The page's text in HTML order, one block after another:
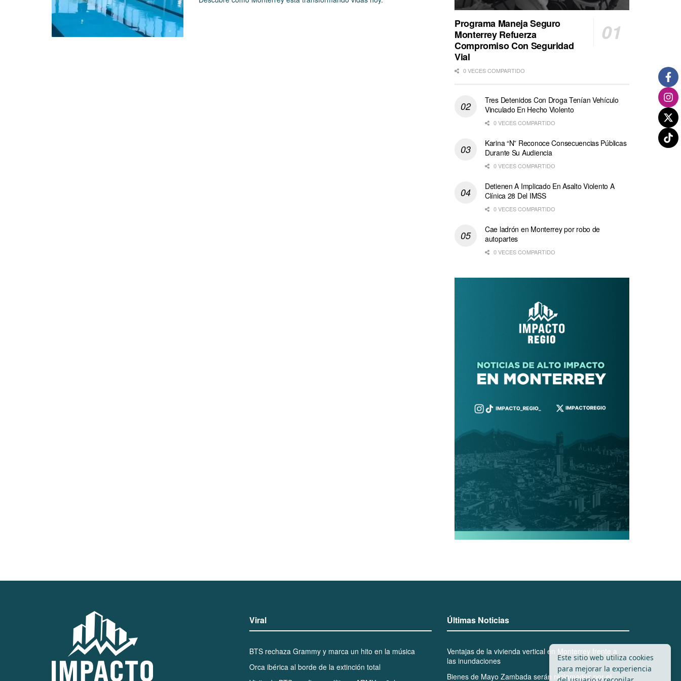
Programa Maneja Seguro
Monterrey Refuerza
Compromiso Con Seguridad
Vial
0 VECES COMPARTIDO
Tres Detenidos Con Droga Tenían Vehículo
Vinculado En Hecho Violento
0 VECES COMPARTIDO
Karina “N” Reconoce Consecuencias Públicas
Durante Su Audiencia
0 VECES COMPARTIDO
Detienen A Implicado En Asalto Violento A
Clínica 28 Del IMSS
0 VECES COMPARTIDO
Cae ladrón en Monterrey por robo de
autopartes
0 VECES COMPARTIDO
Viral
BTS rechaza Grammy y marca un hito en la música
Orca ibérica al borde de la extinción total
Últimas Noticias
Ventajas de la vivienda vertical en Monterrey frente a
las inundaciones
Bienes de Mayo Zambada serán reclamados por el
Este sitio web utiliza cookies
para mejorar la experiencia